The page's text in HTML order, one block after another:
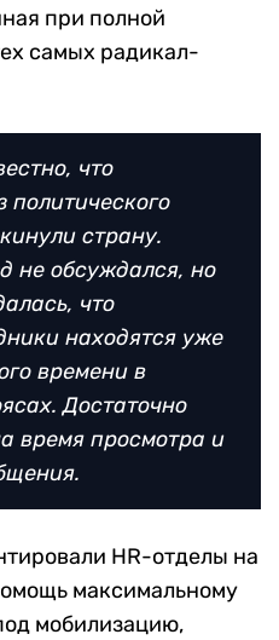
при полной
самых радикал-
что
страну.
не обсуждался, но
что
находятся уже
времени в
Достаточно
время просмотра и
HR-отделы на
максимальному
мобилизацию,